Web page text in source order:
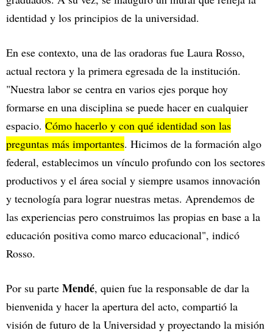
identidad y los principios de la universidad.
En ese contexto, una de las oradoras fue Laura Rosso,
actual rectora y la primera egresada de la institución.
"Nuestra labor se centra en varios ejes porque hoy
formarse en una disciplina se puede hacer en cualquier
espacio. Cómo hacerlo y con qué identidad son las
preguntas más importantes. Hicimos de la formación algo
federal, establecimos un vínculo profundo con los sectores
productivos y el área social y siempre usamos innovación
y tecnología para lograr nuestras metas. Aprendemos de
las experiencias pero construimos las propias en base a la
educación positiva como marco educacional", indicó
Rosso.
Por su parte Mendé, quien fue la responsable de dar la
bienvenida y hacer la apertura del acto, compartió la
visión de futuro de la Universidad y proyectando la misión